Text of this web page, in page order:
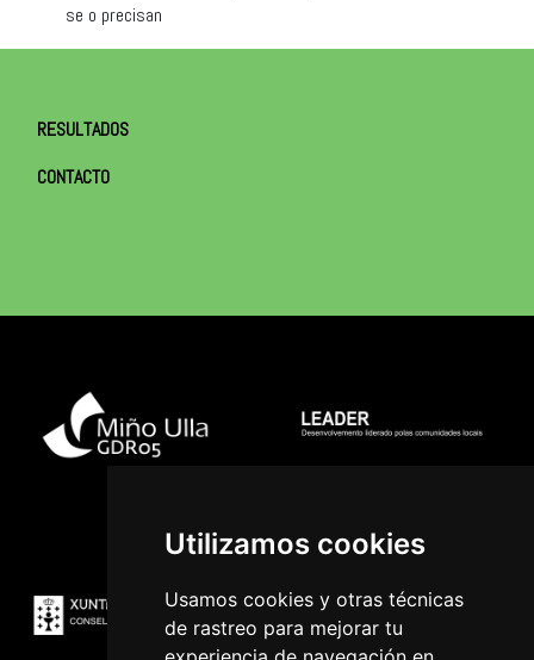
Utilizamos cookies
Usamos cookies y otras técnicas
de rastreo para mejorar tu
se o precisan
RESULTADOS
CONTACTO